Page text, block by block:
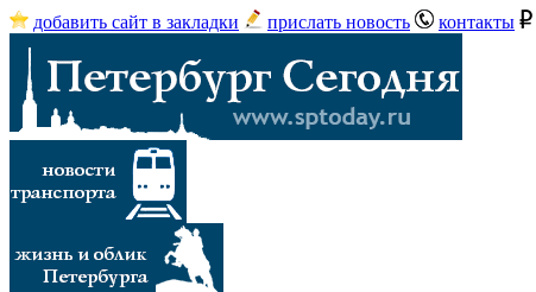
добавить сайт в закладки прислать новость контакты